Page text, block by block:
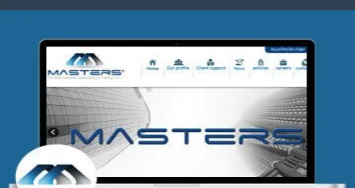
شركة MASTERS للتدريب
التفاصيل